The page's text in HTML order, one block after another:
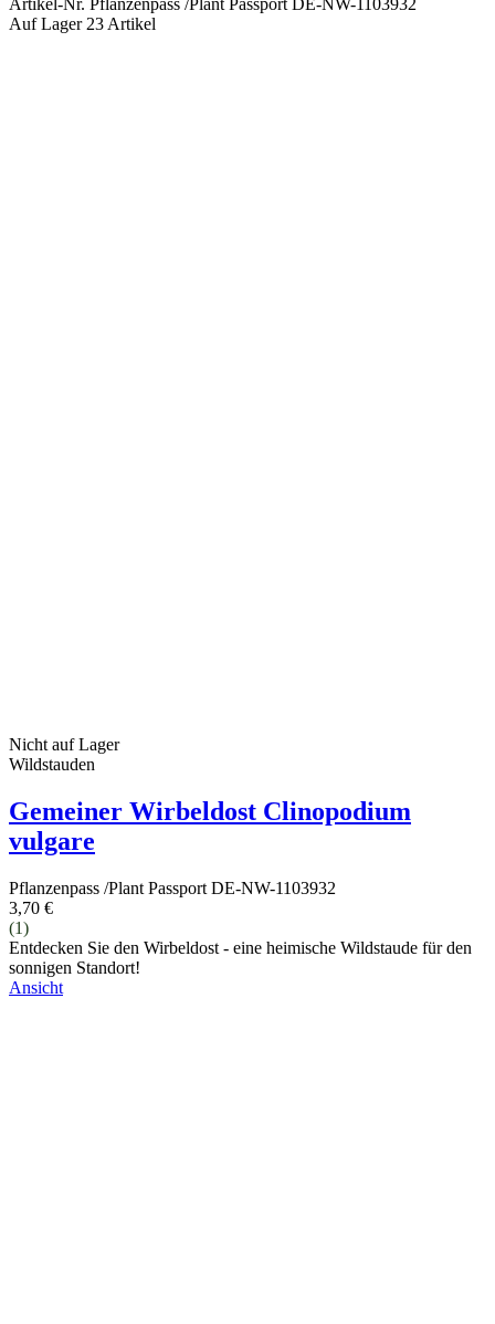
Artikel-Nr. Pflanzenpass /Plant Passport DE-NW-1103932
Auf Lager 23 Artikel
Nicht auf Lager
Wildstauden
Gemeiner Wirbeldost Clinopodium
vulgare
Pflanzenpass /Plant Passport DE-NW-1103932
3,70 €
(1)
Entdecken Sie den Wirbeldost - eine heimische Wildstaude für den
sonnigen Standort!
Ansicht